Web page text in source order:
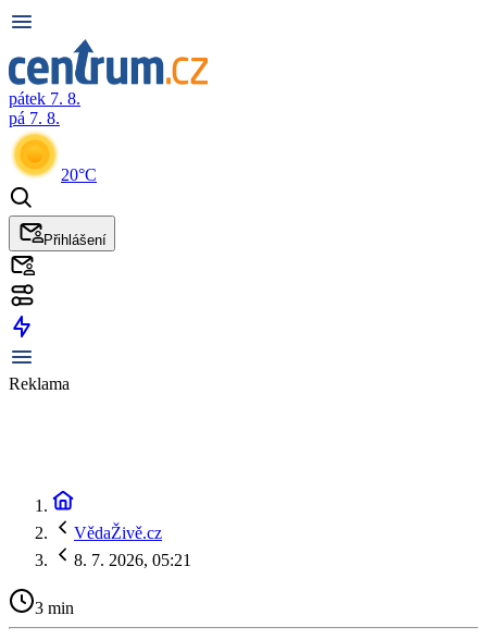
pátek 7. 8.
pá 7. 8.
20°C
Přihlášení
Reklama
VědaŽivě.cz
8. 7. 2026, 05:21
3 min